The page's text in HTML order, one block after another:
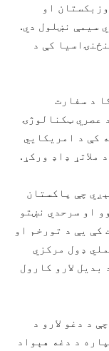
او
سیمې نښلول دي.
کې د
د سفارت
عصري ټکنالوژۍ
کې د امریکايي
ملاتړ ډاډ ورکړ.
چې پاکستان
او سرحدي نښتو
کې یې د تورخم او
ډول مرکزي
لارو کارول
د دغو لارو د
د دغه هېواد